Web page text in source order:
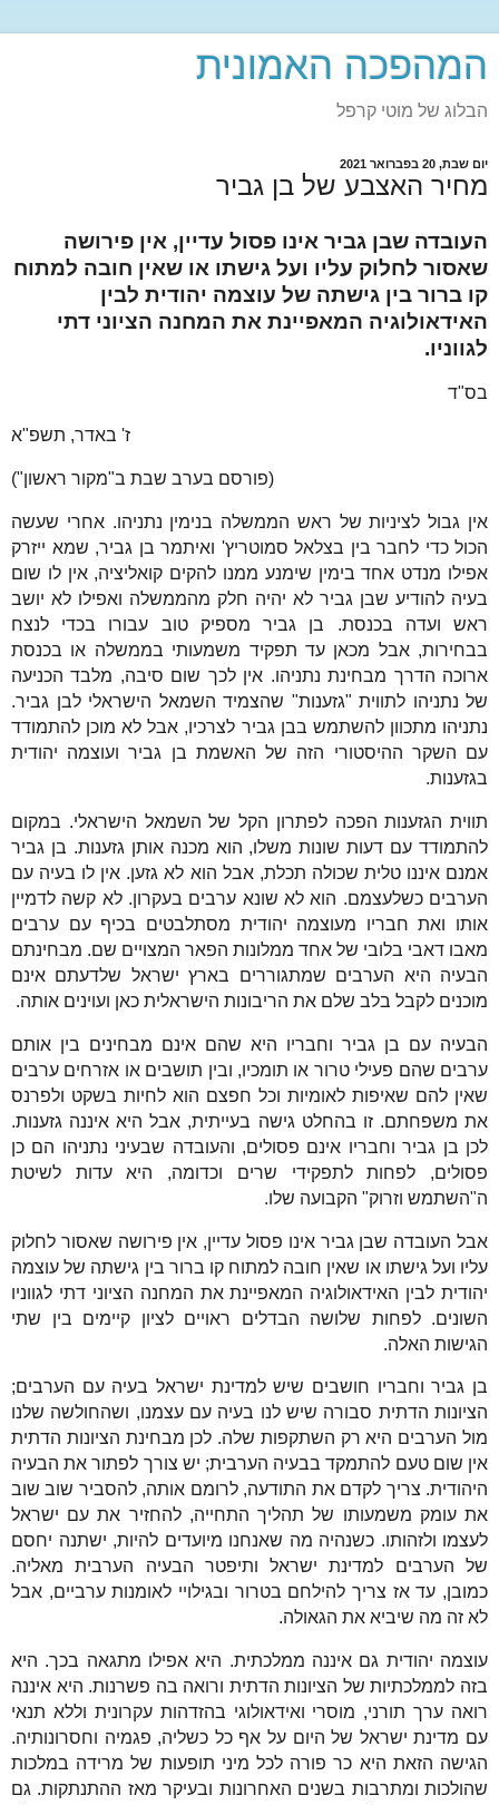
המהפכה האמונית
הבלוג של מוטי קרפל
יום שבת, 20 בפברואר 2021
מחיר האצבע של בן גביר
העובדה שבן גביר אינו פסול עדיין, אין פירושה
שאסור לחלוק עליו ועל גישתו או שאין חובה למתוח
קו ברור בין גישתה של עוצמה יהודית לבין
האידאולוגיה המאפיינת את המחנה הציוני דתי
לגווניו.
בס"ד
ז' באדר, תשפ"א
(פורסם בערב שבת ב"מקור ראשון")
אין גבול לציניות של ראש הממשלה בנימין נתניהו. אחרי שעשה
הכול כדי לחבר בין בצלאל סמוטריץ' ואיתמר בן גביר, שמא ייזרק
אפילו מנדט אחד בימין שימנע ממנו להקים קואליציה, אין לו שום
בעיה להודיע שבן גביר לא יהיה חלק מהממשלה ואפילו לא יושב
ראש ועדה בכנסת. בן גביר מספיק טוב עבורו בכדי לנצח
בבחירות, אבל מכאן עד תפקיד משמעותי בממשלה או בכנסת
ארוכה הדרך מבחינת נתניהו. אין לכך שום סיבה, מלבד הכניעה
של נתניהו לתווית "גזענות" שהצמיד השמאל הישראלי לבן גביר.
נתניהו מתכוון להשתמש בבן גביר לצרכיו, אבל לא מוכן להתמודד
עם השקר ההיסטורי הזה של האשמת בן גביר ועוצמה יהודית
בגזענות.
תווית הגזענות הפכה לפתרון הקל של השמאל הישראלי. במקום
להתמודד עם דעות שונות משלו, הוא מכנה אותן גזענות. בן גביר
אמנם איננו טלית שכולה תכלת, אבל הוא לא גזען. אין לו בעיה עם
הערבים כשלעצמם. הוא לא שונא ערבים בעקרון. לא קשה לדמיין
אותו ואת חבריו מעוצמה יהודית מסתלבטים בכיף עם ערבים
מאבו דאבי בלובי של אחד ממלונות הפאר המצויים שם. מבחינתם
הבעיה היא הערבים שמתגוררים בארץ ישראל שלדעתם אינם
מוכנים לקבל בלב שלם את הריבונות הישראלית כאן ועוינים אותה.
הבעיה עם בן גביר וחבריו היא שהם אינם מבחינים בין אותם
ערבים שהם פעילי טרור או תומכיו, ובין תושבים או אזרחים ערבים
שאין להם שאיפות לאומיות וכל חפצם הוא לחיות בשקט ולפרנס
את משפחתם. זו בהחלט גישה בעייתית, אבל היא איננה גזענות.
לכן בן גביר וחבריו אינם פסולים, והעובדה שבעיני נתניהו הם כן
פסולים, לפחות לתפקידי שרים וכדומה, היא עדות לשיטת
ה"השתמש וזרוק" הקבועה שלו.
אבל העובדה שבן גביר אינו פסול עדיין, אין פירושה שאסור לחלוק
עליו ועל גישתו או שאין חובה למתוח קו ברור בין גישתה של עוצמה
יהודית לבין האידאולוגיה המאפיינת את המחנה הציוני דתי לגווניו
השונים. לפחות שלושה הבדלים ראויים לציון קיימים בין שתי
הגישות האלה.
בן גביר וחבריו חושבים שיש למדינת ישראל בעיה עם הערבים;
הציונות הדתית סבורה שיש לנו בעיה עם עצמנו, ושהחולשה שלנו
מול הערבים היא רק השתקפות שלה. לכן מבחינת הציונות הדתית
אין שום טעם להתמקד בבעיה הערבית; יש צורך לפתור את הבעיה
היהודית. צריך לקדם את התודעה, לרומם אותה, להסביר שוב שוב
את עומק משמעותו של תהליך התחייה, להחזיר את עם ישראל
לעצמו ולזהותו. כשנהיה מה שאנחנו מיועדים להיות, ישתנה יחסם
של הערבים למדינת ישראל ותיפטר הבעיה הערבית מאליה.
כמובן, עד אז צריך להילחם בטרור ובגילויי לאומנות ערביים, אבל
לא זה מה שיביא את הגאולה.
עוצמה יהודית גם איננה ממלכתית. היא אפילו מתגאה בכך. היא
בזה לממלכתיות של הציונות הדתית ורואה בה פשרנות. היא איננה
רואה ערך תורני, מוסרי ואידאולוגי בהזדהות עקרונית וללא תנאי
עם מדינת ישראל של היום על אף כל כשליה, פגמיה וחסרונותיה.
הגישה הזאת היא כר פורה לכל מיני תופעות של מרידה במלכות
שהולכות ומתרבות בשנים האחרונות ובעיקר מאז ההתנתקות. גם